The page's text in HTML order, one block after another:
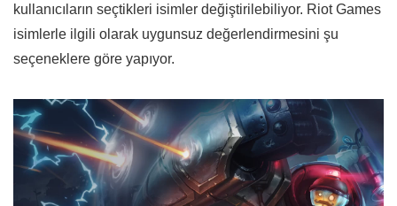
kullanıcıların seçtikleri isimler değiştirilebiliyor. Riot Games
isimlerle ilgili olarak uygunsuz değerlendirmesini şu
seçeneklere göre yapıyor.